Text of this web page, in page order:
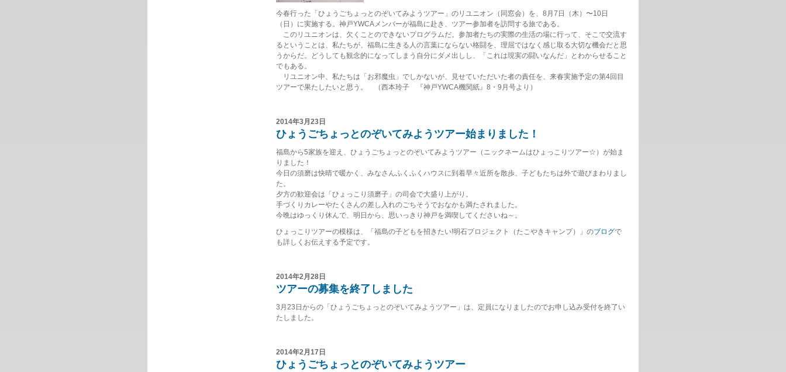
今春行った「ひょうごちょっとのぞいてみようツアー」のリユニオン（同窓会）を、8月7日（木）〜10日
（日）に実施する。神戸YWCAメンバーが福島に赴き、ツアー参加者を訪問する旅である。
このリユニオンは、欠くことのできないプログラムだ。参加者たちの実際の生活の場に行って、そこで交流す
るということは、私たちが、福島に生きる人の言葉にならない格闘を、理屈ではなく感じ取る大切な機会だと思
うからだ。どうしても観念的になってしまう自分にダメ出しし、「これは現実の闘いなんだ」とわからせること
でもある。
リユニオン中、私たちは「お邪魔虫」でしかないが、見せていただいた者の責任を、来春実施予定の第4回目
ツアーで果たしたいと思う。 （西本玲子 『神戸YWCA機関紙』8・9月号より）
2014年3月23日
ひょうごちょっとのぞいてみようツアー始まりました！
福島から5家族を迎え、ひょうごちょっとのぞいてみようツアー（ニックネームはひょっこりツアー☆）が始ま
りました！
今日の須磨は快晴で暖かく、みなさんふくふくハウスに到着早々近所を散歩、子どもたちは外で遊びまわりまし
た。
夕方の歓迎会は「ひょっこり須磨子」の司会で大盛り上がり。
手づくりカレーやたくさんの差し入れのごちそうでおなかも満たされました。
今晩はゆっくり休んで、明日から、思いっきり神戸を満喫してくださいね～。
ひょっこりツアーの模様は、「福島の子どもを招きたい!明石プロジェクト（たこやきキャンプ）」のブログで
も詳しくお伝えする予定です。
2014年2月28日
ツアーの募集を終了しました
3月23日からの「ひょうごちょっとのぞいてみようツアー」は、定員になりましたのでお申し込み受付を終了い
たしました。
2014年2月17日
ひょうごちょっとのぞいてみようツアー